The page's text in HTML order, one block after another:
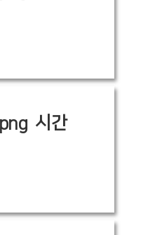
시간